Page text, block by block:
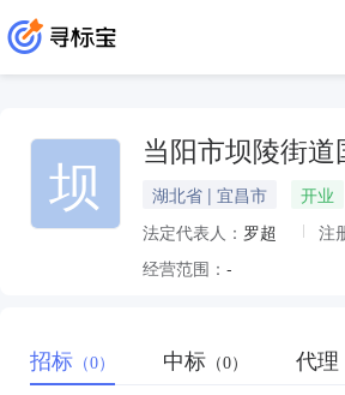
坝 当阳市坝陵街
湖北省 | 宜昌市
开业
法定代表人： 罗超 注
经营范围： -
招标 （0） 中标 （0） 代理